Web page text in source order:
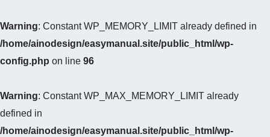
Warning: Constant WP_MEMORY_LIMIT already defined in
/home/ainodesign/easymanual.site/public_html/wp-
config.php on line 96
Warning: Constant WP_MAX_MEMORY_LIMIT already
defined in
/home/ainodesign/easymanual.site/public_html/wp-